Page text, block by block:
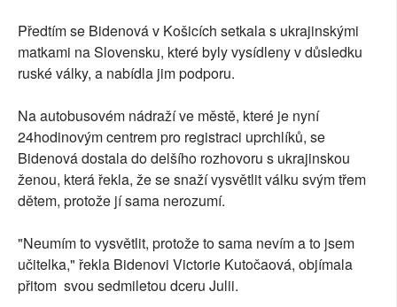
Předtím se Bidenová v Košicích setkala s ukrajinskými
matkami na Slovensku, které byly vysídleny v důsledku
ruské války, a nabídla jim podporu.
Na autobusovém nádraží ve městě, které je nyní
24hodinovým centrem pro registraci uprchlíků, se
Bidenová dostala do delšího rozhovoru s ukrajinskou
ženou, která řekla, že se snaží vysvětlit válku svým třem
dětem, protože jí sama nerozumí.
"Neumím to vysvětlit, protože to sama nevím a to jsem
učitelka," řekla Bidenovi Victorie Kutočaová, objímala
přitom svou sedmiletou dceru Julii.